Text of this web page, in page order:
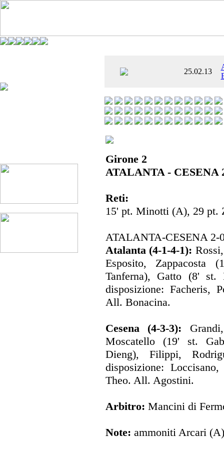
25.02.13
Girone 2
ATALANTA - CESENA
Reti:
15' pt. Minotti (A), 29 pt.
ATALANTA-CESENA 2-
Atalanta (4-1-4-1):
Esposito,
Tanferna), Gatto (8'
disposizione: Facheris,
All. Bonacina.
Cesena (4-3-3):
Moscatello (19' st.
Dieng), Filippi,
disposizione:
Theo. All. Agostini.
Arbitro: Mancini di
Note: ammoniti Arcari